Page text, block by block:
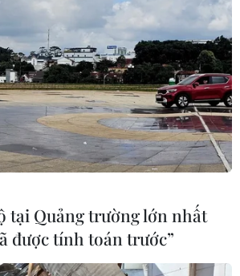
tại Quảng trường lớn nhất
được tính toán trước”